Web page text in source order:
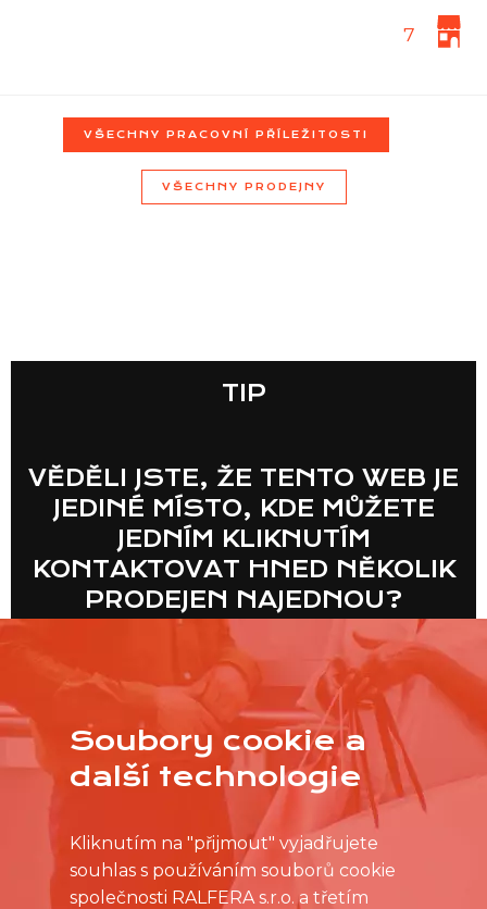
Informace
7
VŠECHNY PRACOVNÍ PŘÍLEŽITOSTI
VŠECHNY PRODEJNY
TIP
VĚDĚLI JSTE, ŽE TENTO WEB JE
JEDINÉ MÍSTO, KDE MŮŽETE
JEDNÍM KLIKNUTÍM
KONTAKTOVAT HNED NĚKOLIK
PRODEJEN NAJEDNOU?
Soubory cookie a
další technologie
Kliknutím na "přijmout" vyjadřujete
souhlas s používáním souborů cookie
společnosti RALFERA s.r.o. a třetím